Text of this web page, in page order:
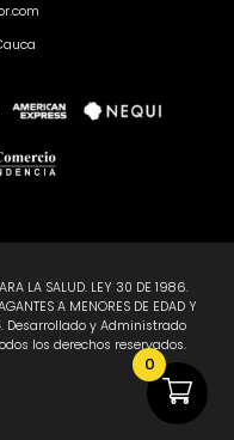
LA SALUD. LEY 30 DE 1986.
A MENORES DE EDAD Y
Desarrollado y Administrado
los derechos reservados.
0